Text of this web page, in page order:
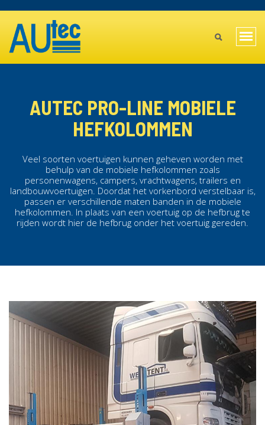
naar
inhoud
MAIN
MENU
AUTEC PRO-LINE MOBIELE
HEFKOLOMMEN
Veel soorten voertuigen kunnen geheven worden met
behulp van de mobiele hefkolommen zoals
personenwagens, campers, vrachtwagens, trailers en
landbouwvoertuigen. Doordat het vorkenbord verstelbaar is,
passen er verschillende maten banden in de mobiele
hefkolommen. In plaats van een voertuig op de hefbrug te
rijden wordt hier de hefbrug onder het voertuig gereden.